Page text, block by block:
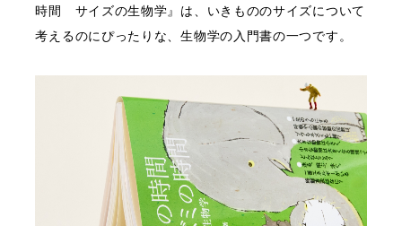
時間 サイズの生物学』は、いきもののサイズについて
考えるのにぴったりな、生物学の入門書の一つです。